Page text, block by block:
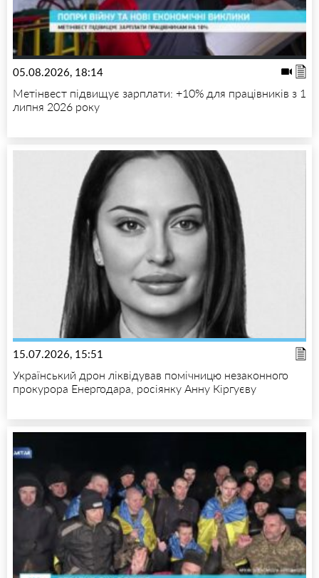
05.08.2026, 18:14
Метінвест підвищує зарплати: +10% для працівників з 1
липня 2026 року
15.07.2026, 15:51
Український дрон ліквідував помічницю незаконного
прокурора Енергодара, росіянку Анну Кіргуєву